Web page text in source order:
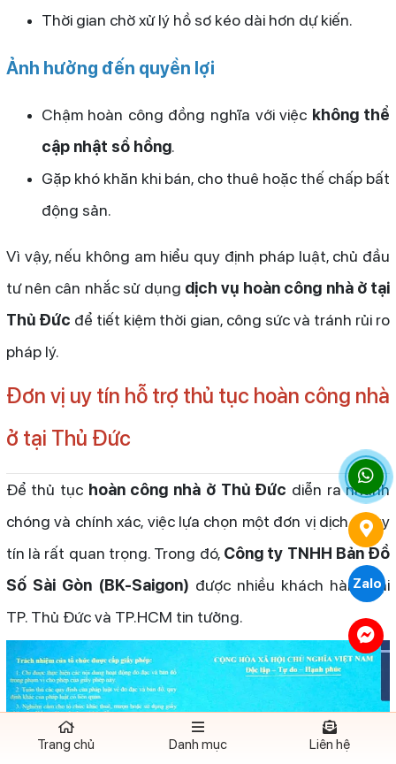
Thời gian chờ xử lý hồ sơ kéo dài hơn dự kiến.
Ảnh hưởng đến quyền lợi
Chậm hoàn công đồng nghĩa với việc không thể
cập nhật sổ hồng.
Gặp khó khăn khi bán, cho thuê hoặc thế chấp bất
động sản.
Vì vậy, nếu không am hiểu quy định pháp luật, chủ đầu
tư nên cân nhắc sử dụng dịch vụ hoàn công nhà ở tại
Thủ Đức để tiết kiệm thời gian, công sức và tránh rủi ro
pháp lý.
Đơn vị uy tín hỗ trợ thủ tục hoàn công nhà
ở tại Thủ Đức
Để thủ tục hoàn công nhà ở Thủ Đức diễn ra nhanh
chóng và chính xác, việc lựa chọn một đơn vị dịch vụ uy
tín là rất quan trọng. Trong đó, Công ty TNHH Bản Đồ
Số Sài Gòn (BK-Saigon) được nhiều khách hàng tại
TP. Thủ Đức và TP.HCM tin tưởng.
Trang chủ Danh mục Liên hệ
Zalo